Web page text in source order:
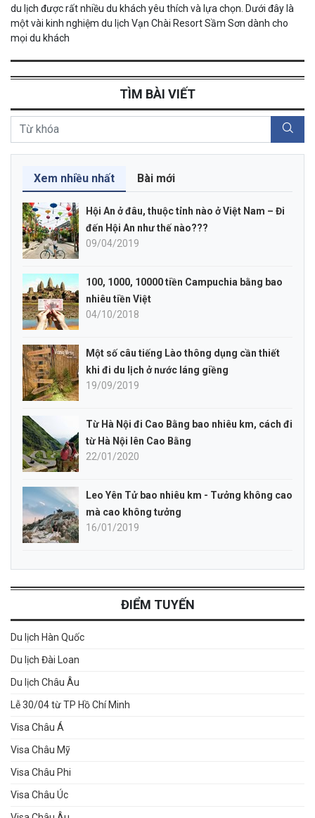
du lịch được rất nhiều du khách yêu thích và lựa chọn. Dưới đây là
một vài kinh nghiệm du lịch Vạn Chài Resort Sầm Sơn dành cho
mọi du khách
TÌM BÀI VIẾT
Xem nhiều nhất Bài mới
Hội An ở đâu, thuộc tỉnh nào ở Việt Nam – Đi
đến Hội An như thế nào???
09/04/2019
100, 1000, 10000 tiền Campuchia bằng bao
nhiêu tiền Việt
04/10/2018
Một số câu tiếng Lào thông dụng cần thiết
khi đi du lịch ở nước láng giềng
19/09/2019
Từ Hà Nội đi Cao Bằng bao nhiêu km, cách đi
từ Hà Nội lên Cao Bằng
22/01/2020
Leo Yên Tử bao nhiêu km - Tưởng không cao
mà cao không tưởng
16/01/2019
ĐIỂM TUYẾN
Du lịch Hàn Quốc
Du lịch Đài Loan
Du lịch Châu Âu
Lễ 30/04 từ TP Hồ Chí Minh
Visa Châu Á
Visa Châu Mỹ
Visa Châu Phi
Visa Châu Úc